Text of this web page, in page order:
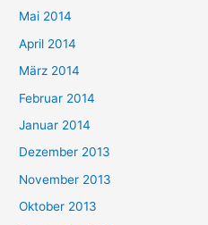
Mai 2014
April 2014
März 2014
Februar 2014
Januar 2014
Dezember 2013
November 2013
Oktober 2013